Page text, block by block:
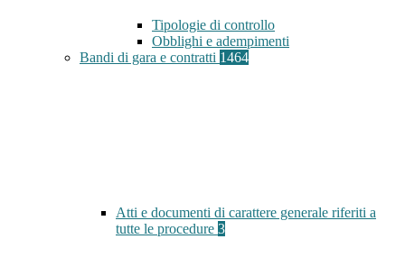
Tipologie di controllo
Obblighi e adempimenti
Bandi di gara e contratti 1464
Atti e documenti di carattere generale riferiti a
tutte le procedure 3